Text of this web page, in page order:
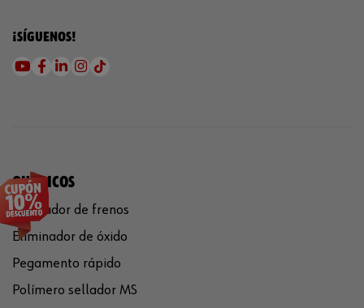
¡SÍGUENOS!
QUÍMICOS
Limpiador de frenos
Eliminador de óxido
Pegamento rápido
Polímero sellador MS